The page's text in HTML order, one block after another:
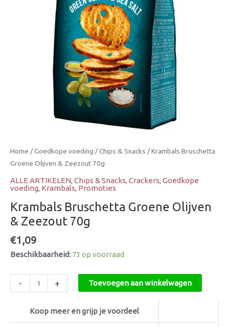
Home /Goedkope voeding /Chips & Snacks / Krambals Bruschetta
Groene Olijven & Zeezout 70g
ALLE ARTIKELEN, Chips & Snacks, Crackers, Goedkope
voeding, Krambals, Promoties
Krambals Bruschetta Groene Olijven
& Zeezout 70g
€1,09
Beschikbaarheid: 73 op voorraad
- + Toevoegen aan winkelwagen
Koop meer en grijp je voordeel